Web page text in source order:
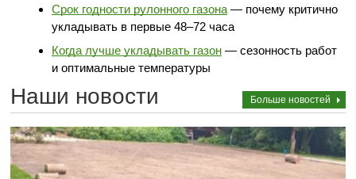
Срок годности рулонного газона — почему критично
укладывать в первые 48–72 часа
Когда лучше укладывать газон — сезонность работ
и оптимальные температуры
Наши новости Больше новостей